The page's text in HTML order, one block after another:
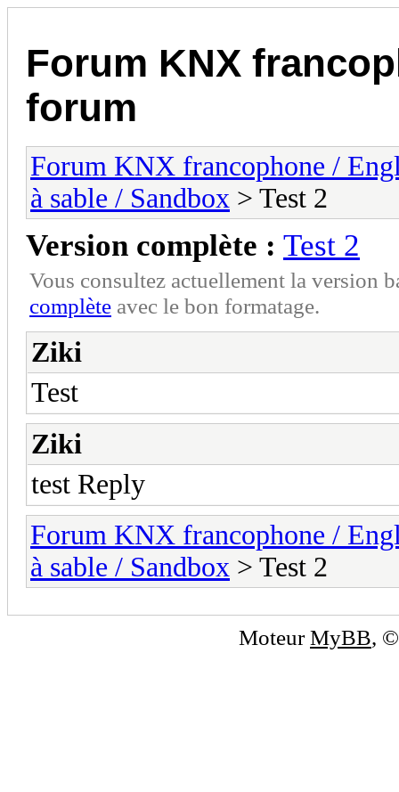
Forum KNX
forum
Forum KNX francophone /
à sable / Sandbox > Test 2
Version complète : Test 2
Vous consultez actuellement la version
complète avec le bon formatage.
Ziki
Test
Ziki
test Reply
Forum KNX francophone /
à sable / Sandbox > Test 2
MoteurMyBB,